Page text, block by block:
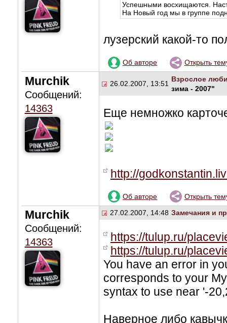
Успешными восхищаются.
На Новый год мы в группе
лузерский какой-то
Об авторе Открыть
Murchik
Сообщений:
14363
26.02.2007, 13:51
Взрослое
зима - 2007"
Еще немножко
http://
Об авторе Открыть
Murchik
Сообщений:
14363
27.02.2007, 14:48 Замечания и
https://tulup.ru/
https://tulup.ru/
You have an error in
corresponds to your
syntax to use near '-
Наверное либо